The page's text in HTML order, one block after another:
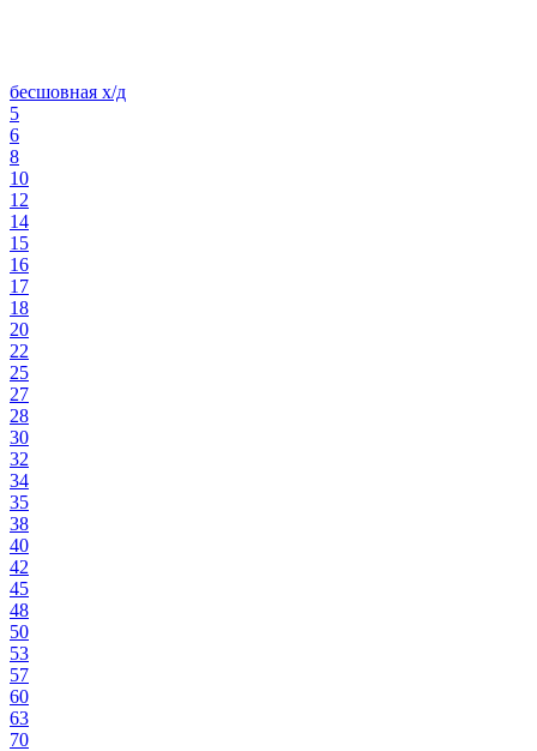
бесшовная х/д
5
6
8
10
12
14
15
16
17
18
20
22
25
27
28
30
32
34
35
38
40
42
45
48
50
53
57
60
63
70